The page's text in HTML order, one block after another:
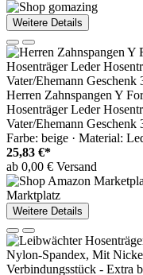
Weitere Details
Herren Zahnspangen Y
Hosenträger Leder
Vater/Ehemann
Farbe: beige · Material:
25,83 €*
ab 0,00 € Versand
Marktplatz
Weitere Details